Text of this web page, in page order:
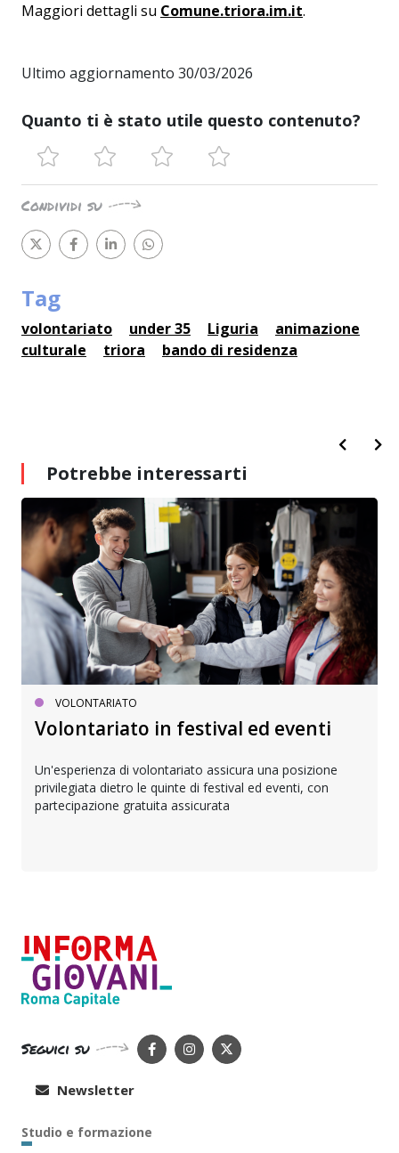
Maggiori dettagli su Comune.triora.im.it.
Ultimo aggiornamento 30/03/2026
Quanto ti è stato utile questo contenuto?
Condividi su
Tag
volontariato under 35 Liguria
animazione
culturale
triora bando di residenza
Potrebbe interessarti
VOLONTARIATO
Volontariato in festival ed eventi
Un'esperienza di volontariato assicura una posizione
privilegiata dietro le quinte di festival ed eventi, con
partecipazione gratuita assicurata
Seguici su
Newsletter
Studio e formazione